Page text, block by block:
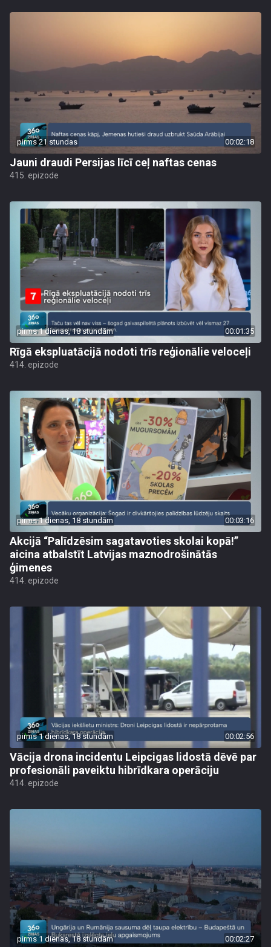
pirms 21 stundas 00:02:18
Jauni draudi Persijas līcī ceļ naftas cenas
415. epizode
pirms 1 dienas, 18 stundām 00:01:35
Rīgā ekspluatācijā nodoti trīs reģionālie veloceļi
414. epizode
pirms 1 dienas, 18 stundām 00:03:16
Akcijā “Palīdzēsim sagatavoties skolai kopā!”
aicina atbalstīt Latvijas maznodrošinātās
ģimenes
414. epizode
pirms 1 dienas, 18 stundām 00:02:56
Vācija drona incidentu Leipcigas lidostā dēvē par
profesionāli paveiktu hibrīdkara operāciju
414. epizode
pirms 1 dienas, 18 stundām 00:02:27